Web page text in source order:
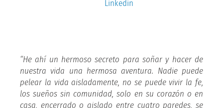
Linkedin
“He ahí un hermoso secreto para soñar y hacer de
nuestra vida una hermosa aventura. Nadie puede
pelear la vida aisladamente, no se puede vivir la fe,
los sueños sin comunidad, solo en su corazón o en
casa, encerrado o aislado entre cuatro paredes, se